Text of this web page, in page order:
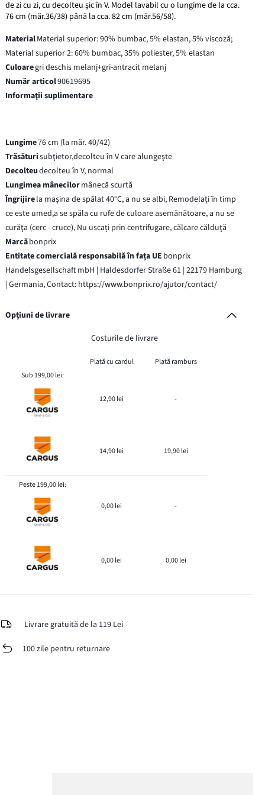
de zi cu zi, cu decolteu şic în V. Model lavabil cu o lungime de la cca.
76 cm (măr.36/38) până la cca. 82 cm (măr.56/58).
MaterialMaterial superior: 90% bumbac, 5% elastan, 5% viscoză;
Material superior 2: 60% bumbac, 35% poliester, 5% elastan
Culoaregri deschis melanj+gri-antracit melanj
Număr articol90619695
Informaţii suplimentare
Lungime76 cm (la măr. 40/42)
Trăsăturisubţietor,decolteu în V care alungeşte
Decolteudecolteu în V, normal
Lungimea mânecilormânecă scurtă
Îngrijirela maşina de spălat 40°C, a nu se albi, Remodelați în timp
ce este umed,a se spăla cu rufe de culoare asemănătoare, a nu se
curăţa (cerc - cruce), Nu uscați prin centrifugare, călcare călduţă
Marcăbonprix
Entitate comercială responsabilă în fața UE bonprix
Handelsgesellschaft mbH | Haldesdorfer Straße 61 | 22179 Hamburg
| Germania, Contact: https://www.bonprix.ro/ajutor/contact/
Opțiuni de livrare
Costurile de livrare
Plată cu cardul
Plată ramburs
Sub 199,00 lei:
12,90 lei -
14,90 lei 19,90 lei
Peste 199,00 lei:
0,00 lei -
0,00 lei 0,00 lei
Livrare gratuită de la 119 Lei
100 zile pentru returnare